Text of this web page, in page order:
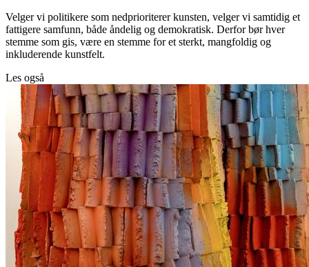
Velger vi politikere som nedprioriterer kunsten, velger vi samtidig et
fattigere samfunn, både åndelig og demokratisk. Derfor bør hver
stemme som gis, være en stemme for et sterkt, mangfoldig og
inkluderende kunstfelt.
Les også